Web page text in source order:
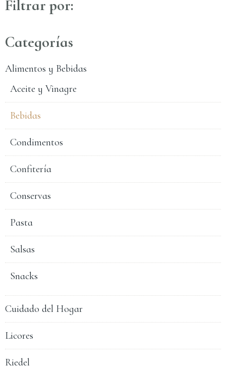
Filtrar por:
Categorías
Alimentos y Bebidas
Aceite y Vinagre
Bebidas
Condimentos
Confitería
Conservas
Pasta
Salsas
Snacks
Cuidado del Hogar
Licores
Riedel